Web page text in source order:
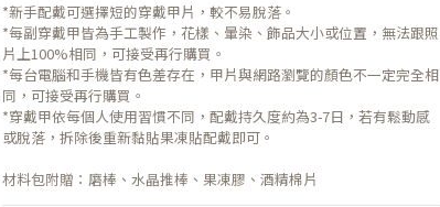
*新手配戴可選擇短的穿戴甲片，較不易脫落。
*每副穿戴甲皆為手工製作，花樣、暈染、飾品大小或位置，無法跟照
片上100%相同，可接受再行購買。
*每台電腦和手機皆有色差存在，甲片與網路瀏覽的顏色不一定完全相
同，可接受再行購買。
*穿戴甲依每個人使用習慣不同，配戴持久度約為3-7日，若有鬆動感
或脫落，拆除後重新黏貼果凍貼配戴即可。
材料包附贈：磨棒、水晶推棒、果凍膠、酒精棉片